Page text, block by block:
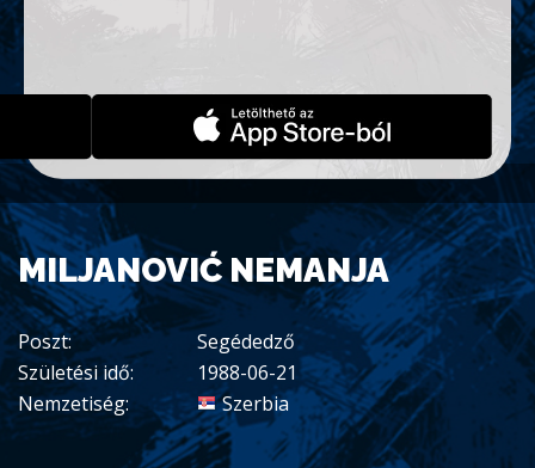
MILJANOVIĆ NEMANJA
Poszt:
Segédedző
Születési idő:
1988-06-21
Nemzetiség:
Szerbia